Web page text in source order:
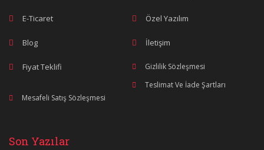
E-Ticaret Özel Yazılım
Blog İletişim
Fiyat Teklifi
Gizlilik Sözleşmesi
Teslimat Ve İade Şartları
Mesafeli Satış Sözleşmesi
Son Yazılar